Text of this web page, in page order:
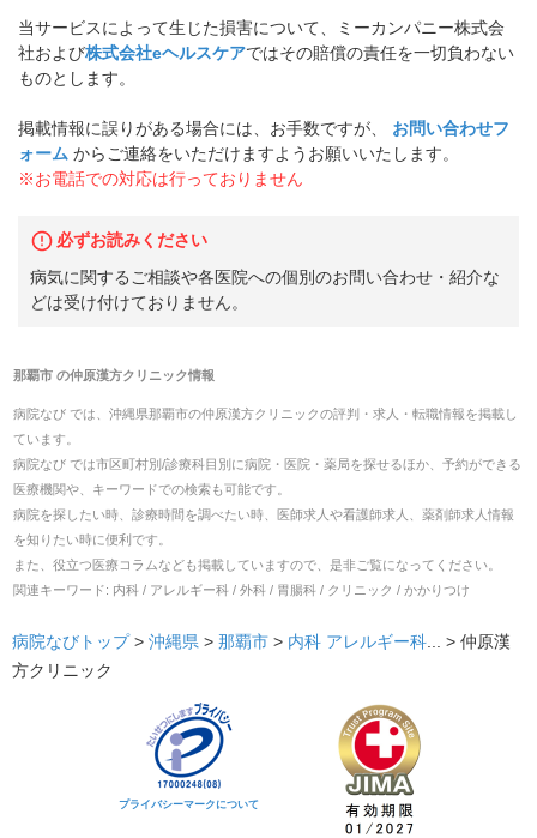
当サービスによって生じた損害について、ミーカンパニー株式会
社および株式会社eヘルスケアではその賠償の責任を一切負わない
ものとします。
掲載情報に誤りがある場合には、お手数ですが、
お問い合わせフ
ォーム からご連絡をいただけますようお願いいたします。
※お電話での対応は行っておりません
必ずお読みください
病気に関するご相談や各医院への個別のお問い合わせ・紹介な
どは受け付けておりません。
那覇市の仲原漢方クリニック情報
病院なび では、 沖縄県那覇市の仲原漢方クリニックの評判・求人・転職情報を掲載し
ています。
病院なび では市区町村別/診療科目別に病院・医院・薬局を探せるほか、予約ができる
医療機関や、キーワードでの検索も可能です。
病院を探したい時、診療時間を調べたい時、医師求人や看護師求人、薬剤師求人情報
を知りたい時に便利です。
また、役立つ医療コラムなども掲載していますので、是非ご覧になってください。
関連キーワード: 内科 / アレルギー科 / 外科 / 胃腸科 / クリニック / かかりつけ
病院なびトップ> 沖縄県 > 那覇市 > 内科 アレルギー科 ... > 仲原漢
方クリニック
プライバシーマークについて